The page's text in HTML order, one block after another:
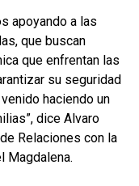
apoyando a las
que buscan
que enfrentan las
su seguridad
haciendo un
dice Alvaro
Relaciones con la
Magdalena.